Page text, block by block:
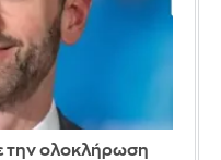
την ολοκλήρωση